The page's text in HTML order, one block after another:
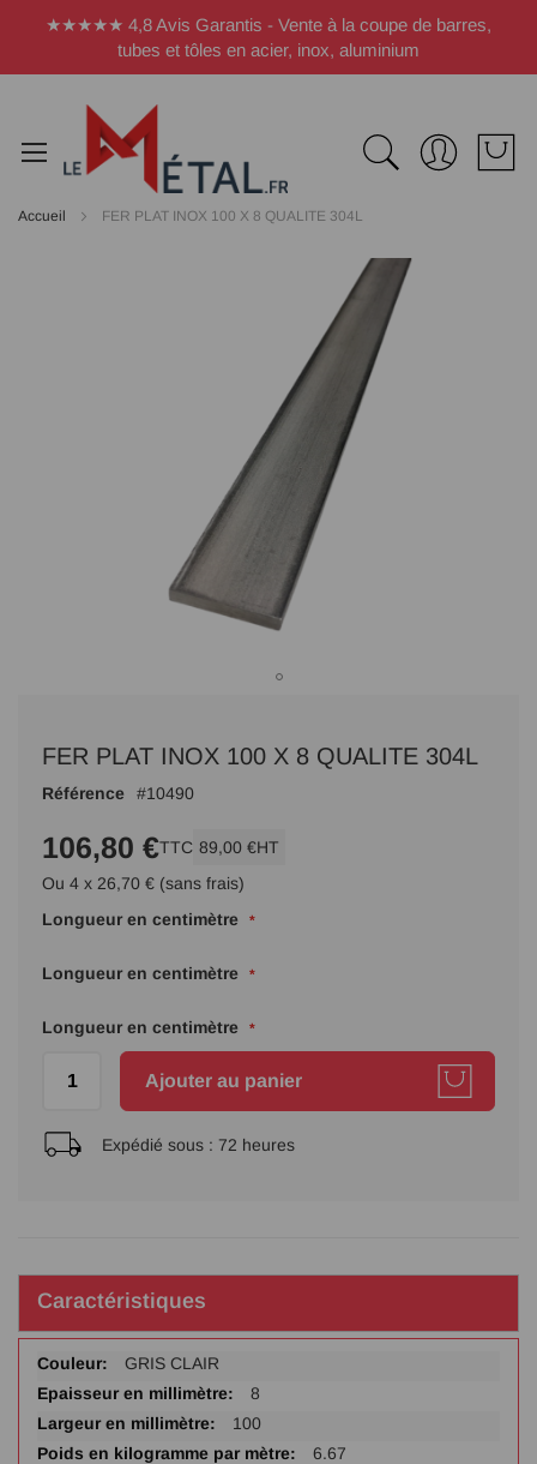
★★★★★ 4,8 Avis Garantis - Vente à la coupe de barres,
tubes et tôles en acier, inox, aluminium
Accueil FER PLAT INOX 100 X 8 QUALITE 304L
début
d’images
FER PLAT INOX 100 X 8 QUALITE 304L
Référence 10490
106,80 €TTC 89,00 €HT
Ou 4 x 26,70 € (sans frais)
Longueur en centimètre
Longueur en centimètre
Longueur en centimètre
Ajouter au panier
Expédié sous : 72 heures
Caractéristiques
Plus
d'infos
GRIS CLAIR
8
100
6.67